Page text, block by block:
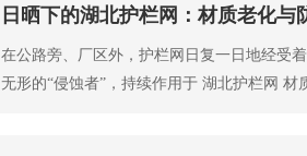
日晒下的湖北护栏网：材质老化与
在公路旁、厂区外，护栏网日复一日地经受
无形的“侵蚀者”，持续作用于 湖北护栏网